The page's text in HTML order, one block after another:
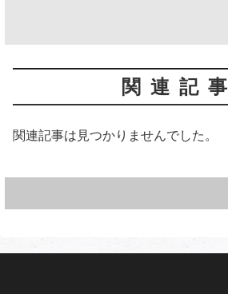
関連記事
関連記事は見つかりませんでした。